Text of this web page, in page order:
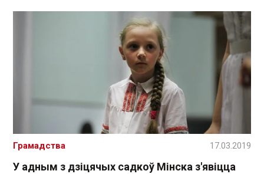
У адным з дзіцячых садкоў Мінска з'явіцца
Грамадства 17.03.2019